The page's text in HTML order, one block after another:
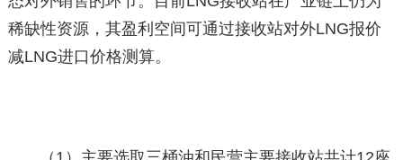
稀缺性资源，其盈利空间可通过接收站对外LNG报价
减LNG进口价格测算。